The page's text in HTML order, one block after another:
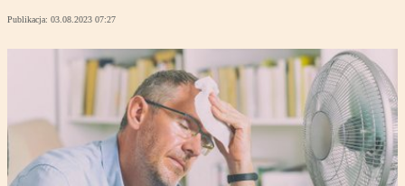
Publikacja: 03.08.2023 07:27